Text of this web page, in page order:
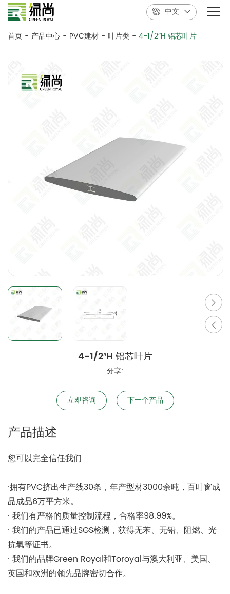
中文
首页 - 产品中心 - PVC建材 - 叶片类 - 4-1/2″H 铝芯叶片
4-1/2″H 铝芯叶片
分享:
立即咨询 下一个产品
产品描述
您可以完全信任我们
·拥有PVC挤出生产线30条，年产型材3000余吨，百叶窗成
品成品6万平方米。
· 我们有严格的质量控制流程，合格率98.99%。
· 我们的产品已通过SGS检测，获得无苯、无铅、阻燃、光
抗氧等证书。
· 我们的品牌Green Royal和Toroyal与澳大利亚、美国、
英国和欧洲的领先品牌密切合作。